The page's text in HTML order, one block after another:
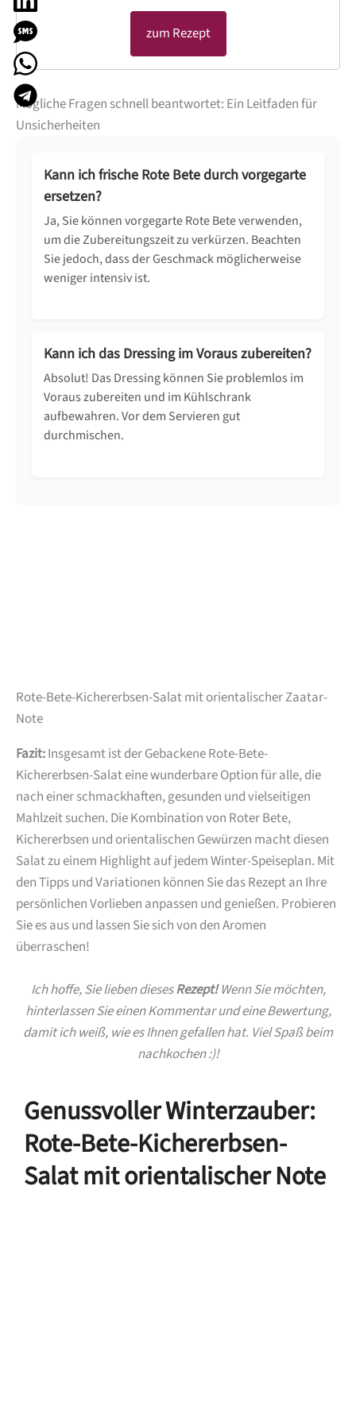
zum Rezept
Mögliche Fragen schnell beantwortet: Ein Leitfaden für
Unsicherheiten
Kann ich frische Rote Bete durch vorgegarte
ersetzen?
Ja, Sie können vorgegarte Rote Bete verwenden,
um die Zubereitungszeit zu verkürzen. Beachten
Sie jedoch, dass der Geschmack möglicherweise
weniger intensiv ist.
Kann ich das Dressing im Voraus zubereiten?
Absolut! Das Dressing können Sie problemlos im
Voraus zubereiten und im Kühlschrank
aufbewahren. Vor dem Servieren gut
durchmischen.
Rote-Bete-Kichererbsen-Salat mit orientalischer Zaatar-
Note
Fazit:Insgesamt ist der Gebackene Rote-Bete-
Kichererbsen-Salat eine wunderbare Option für alle, die
nach einer schmackhaften, gesunden und vielseitigen
Mahlzeit suchen. Die Kombination von Roter Bete,
Kichererbsen und orientalischen Gewürzen macht diesen
Salat zu einem Highlight auf jedem Winter-Speiseplan. Mit
den Tipps und Variationen können Sie das Rezept an Ihre
persönlichen Vorlieben anpassen und genießen. Probieren
Sie es aus und lassen Sie sich von den Aromen
überraschen!
Ich hoffe, Sie lieben diesesRezept!Wenn Sie möchten,
hinterlassen Sie einen Kommentar und eine Bewertung,
damit ich weiß, wie es Ihnen gefallen hat. Viel Spaß beim
nachkochen :)!
Genussvoller Winterzauber:
Rote-Bete-Kichererbsen-
Salat mit orientalischer Note